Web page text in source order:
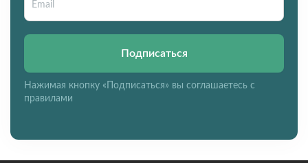
Подписаться
Нажимая кнопку «Подписаться» вы соглашаетесь с
правилами